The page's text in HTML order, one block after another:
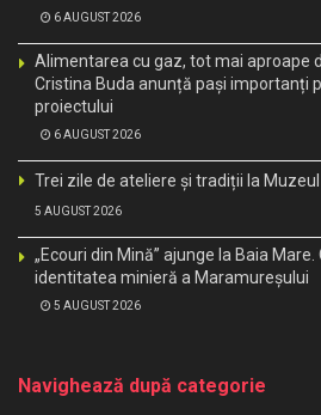
6 AUGUST 2026
Alimentarea cu gaz, tot mai aproape
Cristina Buda anunță pași importanți
proiectului
6 AUGUST 2026
Trei zile de ateliere și tradiții la
5 AUGUST 2026
„Ecouri din Mină” ajunge la Baia
identitatea minieră a Maramureșului
5 AUGUST 2026
Navighează după categorie